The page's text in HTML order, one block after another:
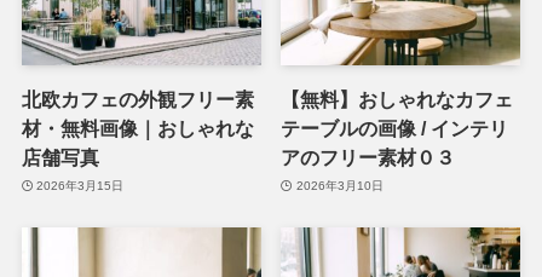
北欧カフェの外観フリー素
材・無料画像｜おしゃれな
店舗写真
2026年3月15日
【無料】おしゃれなカフェ
テーブルの画像 / インテリ
アのフリー素材０３
2026年3月10日